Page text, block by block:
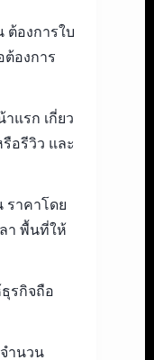
ต้องการใบ
ต้องการ
แรก เกี่ยว
อรีวิว และ
ราคาโดย
า พื้นที่ให้
รกิจถือ
ำนวน